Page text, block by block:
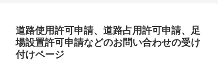
道路使用許可申請、道路占用許可申請、足
場設置許可申請などのお問い合わせの受け
付けページ